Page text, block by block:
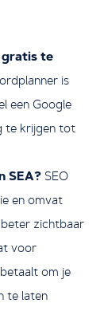
gratis te
is
een Google
te krijgen tot
SEA? SEO
en omvat
zichtbaar
voor
om je
te laten